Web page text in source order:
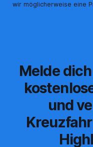
wir möglicherweise eine
Melde
und